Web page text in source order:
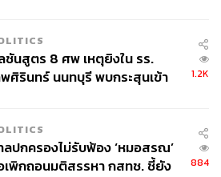
ชันสูตร 8 ศพ เหตุยิงใน รร.
พศิรินทร์ นนทบุรี พบกระสุนเข้า
1.2K
ลปกครองไม่รับฟ้อง ‘หมอสรณ’
เพิกถอนมติสรรหา กสทช. ชี้ยัง
884